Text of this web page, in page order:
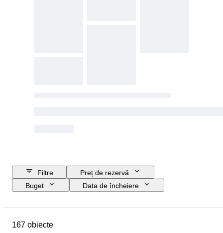
Filtre
Preț de rezervă
Buget
Data de încheiere
Extra
167 obiecte